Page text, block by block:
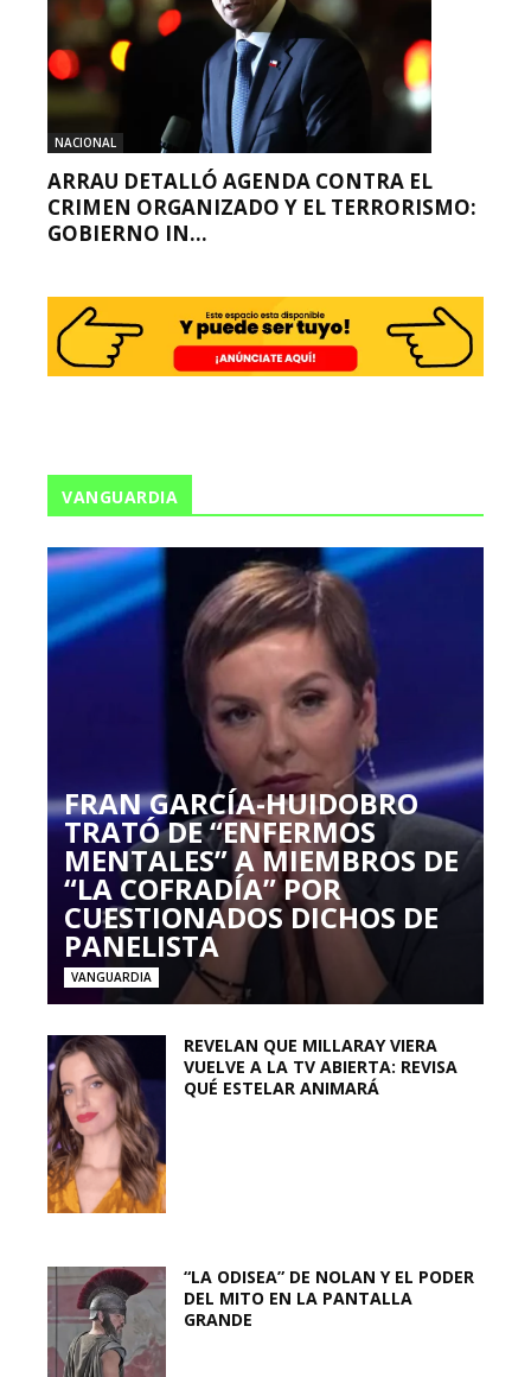
NACIONAL
ARRAU DETALLÓ AGENDA CONTRA EL
CRIMEN ORGANIZADO Y EL TERRORISMO:
GOBIERNO IN...
VANGUARDIA
FRAN GARCÍA-HUIDOBRO
TRATÓ DE “ENFERMOS
MENTALES” A MIEMBROS DE
“LA COFRADÍA” POR
CUESTIONADOS DICHOS DE
PANELISTA
VANGUARDIA
REVELAN QUE MILLARAY VIERA
VUELVE A LA TV ABIERTA: REVISA
QUÉ ESTELAR ANIMARÁ
“LA ODISEA” DE NOLAN Y EL PODER
DEL MITO EN LA PANTALLA
GRANDE